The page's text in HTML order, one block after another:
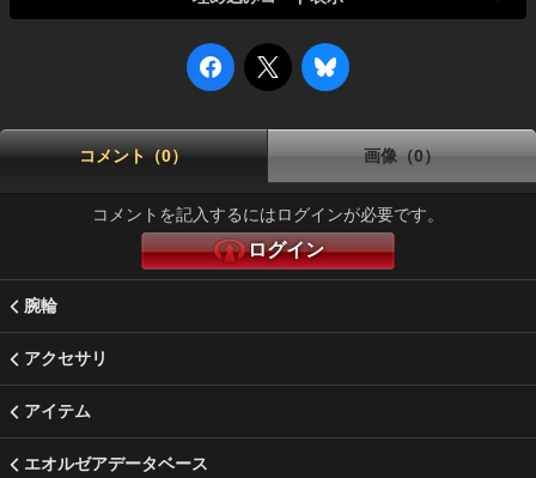
コメント（0） 画像（0）
コメントを記入するにはログインが必要です。
ログイン
腕輪
アクセサリ
アイテム
エオルゼアデータベース